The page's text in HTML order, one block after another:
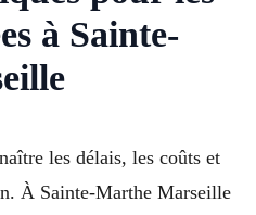
à Sainte-
les délais, les coûts et
À Sainte-Marthe Marseille